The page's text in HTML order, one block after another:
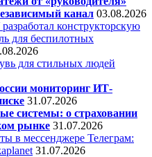
канал 03.08.2026
конструкторскую
для беспилотных
для стильных людей
мониторинг ИТ-
31.07.2026
системы: о страховании
рынке 31.07.2026
в мессенджере Телеграм:
31.07.2026